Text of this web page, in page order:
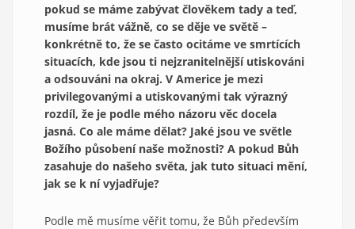
pokud se máme zabývat člověkem tady a teď,
musíme brát vážně, co se děje ve světě –
konkrétně to, že se často ocitáme ve smrtících
situacích, kde jsou ti nejzranitelnější utiskováni
a odsouváni na okraj. V Americe je mezi
privilegovanými a utiskovanými tak výrazný
rozdíl, že je podle mého názoru věc docela
jasná. Co ale máme dělat? Jaké jsou ve světle
Božího působení naše možnosti? A pokud Bůh
zasahuje do našeho světa, jak tuto situaci mění,
jak se k ní vyjadřuje?
Podle mě musíme věřit tomu, že Bůh především